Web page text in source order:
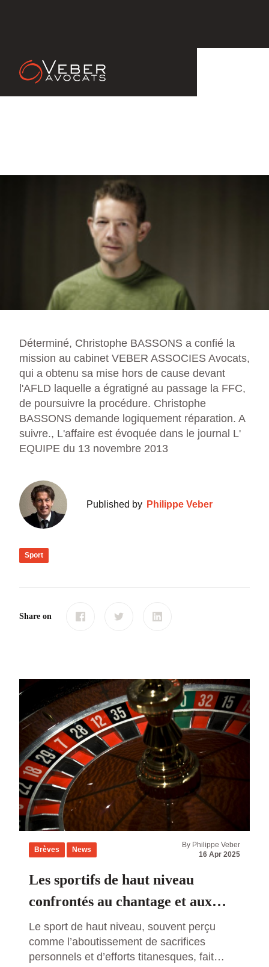
Christophe BASSONS, assisté par
Déterminé, Christophe BASSONS a confié la
mission au cabinet VEBER ASSOCIES Avocats,
qui a obtenu sa mise hors de cause devant
l'AFLD laquelle a égratigné au passage la FFC,
de poursuivre la procédure. Christophe
BASSONS demande logiquement réparation. A
suivre., L'affaire est évoquée dans le journal L'
EQUIPE du 13 novembre 2013
Published by Philippe Veber
Sport
Share on
Brèves News
By Philippe Veber
16 Apr 2025
Les sportifs de haut niveau
confrontés au chantage et aux
agressions des parieurs en ligne :
un fléau grandissant
Le sport de haut niveau, souvent perçu
comme l’aboutissement de sacrifices
personnels et d’efforts titanesques, fait